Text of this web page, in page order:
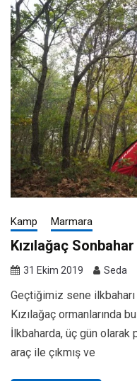
Kamp Marmara
Kızılağaç Sonbahar
31 Ekim 2019 Seda
Geçtiğimiz sene
Kızılağaç ormanlarında
İlkbaharda, üç gün olarak
araç ile çıkmış ve